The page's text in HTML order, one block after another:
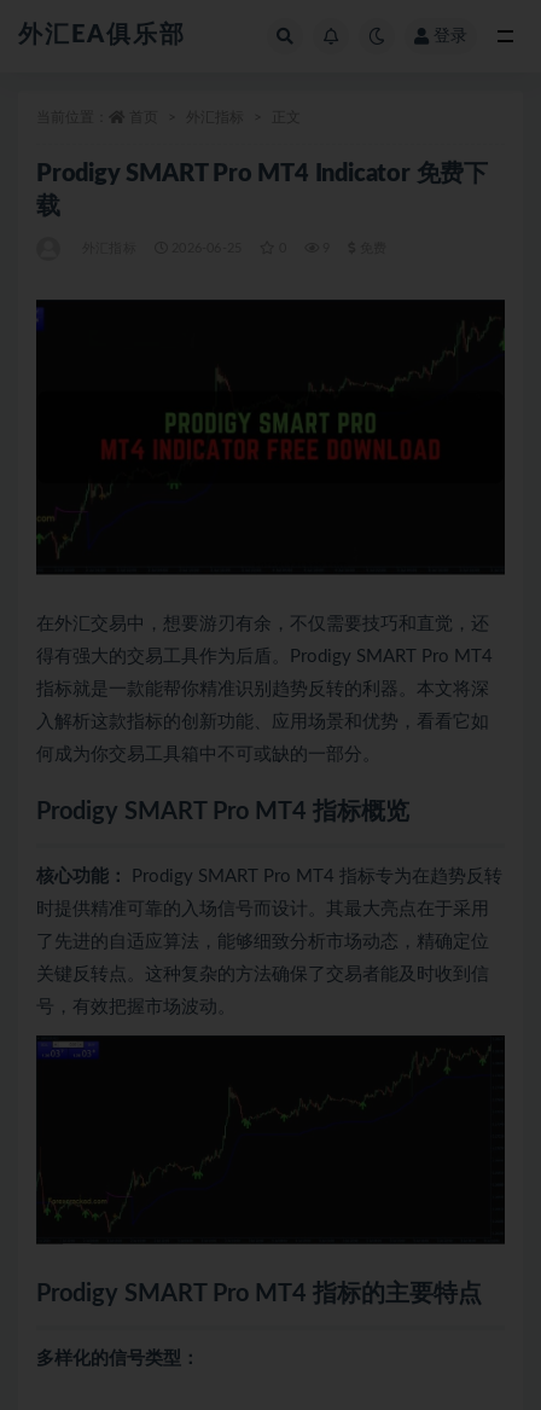
外汇EA俱乐部 登录
Prodigy SMART Pro MT4 Indicator 免费下
载
在外汇交易中，想要游刃有余，不仅需要技巧和直觉，还
得有强大的交易工具作为后盾。Prodigy SMART Pro MT4
指标就是一款能帮你精准识别趋势反转的利器。本文将深
入解析这款指标的创新功能、应用场景和优势，看看它如
何成为你交易工具箱中不可或缺的一部分。
Prodigy SMART Pro MT4 指标概览
核心功能：
Prodigy SMART Pro MT4 指标专为在趋势反转
时提供精准可靠的入场信号而设计。其最大亮点在于采用
了先进的自适应算法，能够细致分析市场动态，精确定位
关键反转点。这种复杂的方法确保了交易者能及时收到信
号，有效把握市场波动。
Prodigy SMART Pro MT4 指标的主要特点
多样化的信号类型：